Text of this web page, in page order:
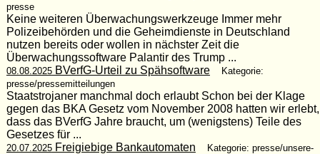
presse
Keine weiteren Überwachungswerkzeuge Immer mehr
Polizeibehörden und die Geheimdienste in Deutschland
nutzen bereits oder wollen in nächster Zeit die
Überwachungssoftware Palantir des Trump ...
08.08.2025BVerfG-Urteil zu Spähsoftware
Kategorie:
presse/pressemitteilungen
Staatstrojaner manchmal doch erlaubt Schon bei der Klage
gegen das BKA Gesetz vom November 2008 hatten wir erlebt,
dass das BVerfG Jahre braucht, um (wenigstens) Teile des
Gesetzes für ...
20.07.2025Freigiebige Bankautomaten
Kategorie: presse/unsere-